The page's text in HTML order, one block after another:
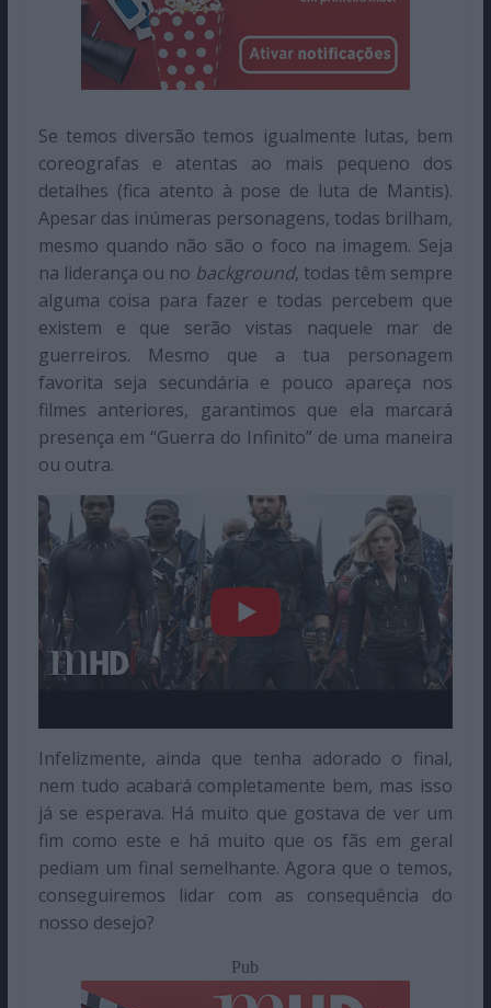
Se temos diversão temos igualmente lutas, bem
coreografas e atentas ao mais pequeno dos
detalhes (fica atento à pose de luta de Mantis).
Apesar das inúmeras personagens, todas brilham,
mesmo quando não são o foco na imagem. Seja
na liderança ou no background, todas têm sempre
alguma coisa para fazer e todas percebem que
existem e que serão vistas naquele mar de
guerreiros. Mesmo que a tua personagem
favorita seja secundária e pouco apareça nos
filmes anteriores, garantimos que ela marcará
presença em “Guerra do Infinito” de uma maneira
ou outra.
Infelizmente, ainda que tenha adorado o final,
nem tudo acabará completamente bem, mas isso
já se esperava. Há muito que gostava de ver um
fim como este e há muito que os fãs em geral
pediam um final semelhante. Agora que o temos,
conseguiremos lidar com as consequência do
nosso desejo?
Pub